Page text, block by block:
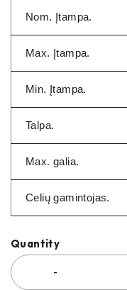
Nom. Įtampa.
Max. Įtampa.
Min. Įtampa.
Talpa.
Max. galia.
Celių gamintojas.
Quantity